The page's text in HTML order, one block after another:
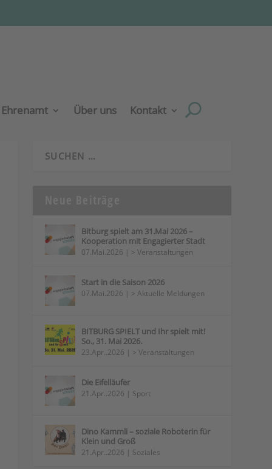
Ehrenamt Über uns Kontakt
Bitburg spielt am 31.Mai 2026 –
Kooperation mit Engagierter Stadt
07.Mai.2026 | > Veranstaltungen
Start in die Saison 2026
07.Mai.2026 | > Aktuelle Meldungen
BITBURG SPIELT und Ihr spielt mit!
So., 31. Mai 2026.
23.Apr..2026 | > Veranstaltungen
Die Eifelläufer
21.Apr..2026 | Sport
Dino Kammli – soziale Roboterin für
Klein und Groß
21.Apr..2026 | Soziales